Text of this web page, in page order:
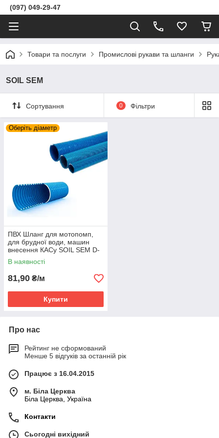
(097) 049-29-47
Товари та послуги Промислові рукави та шланги
SOIL SEM
Сортування 0 Фільтри
Оберіть діаметр
ПВХ Шланг для мотопомп,
для брудної води, машин
внесення КАСу SOIL SEM D-
16
В наявності
81,90 ₴/м
Купити
Про нас
Рейтинг не сформований
Менше 5 відгуків за останній рік
Працює з 16.04.2015
м. Біла Церква
Біла Церква, Україна
Контакти
Сьогодні вихідний